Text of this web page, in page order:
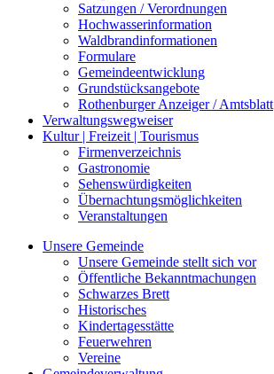
Satzungen / Verordnungen
Hochwasserinformation
Waldbrandinformationen
Formulare
Gemeindeentwicklung
Grundstücksangebote
Rothenburger Anzeiger / Amtsblatt
Verwaltungswegweiser
Kultur | Freizeit | Tourismus
Firmenverzeichnis
Gastronomie
Sehenswürdigkeiten
Übernachtungsmöglichkeiten
Veranstaltungen
Unsere Gemeinde
Unsere Gemeinde stellt sich vor
Öffentliche Bekanntmachungen
Schwarzes Brett
Historisches
Kindertagesstätte
Feuerwehren
Vereine